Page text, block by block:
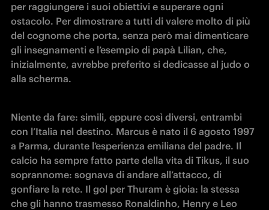
per raggiungere i suoi obiettivi e superare ogni
ostacolo. Per dimostrare a tutti di valere molto di più
del cognome che porta, senza però mai dimenticare
gli insegnamenti e l’esempio di papà Lilian, che,
inizialmente, avrebbe preferito si dedicasse al judo o
alla scherma.
Niente da fare: simili, eppure così diversi, entrambi
con l’Italia nel destino. Marcus è nato il 6 agosto 1997
a Parma, durante l’esperienza emiliana del padre. Il
calcio ha sempre fatto parte della vita di Tikus, il suo
soprannome: sognava di andare all’attacco, di
gonfiare la rete. Il gol per Thuram è gioia: la stessa
che gli hanno trasmesso Ronaldinho, Henry e Leo